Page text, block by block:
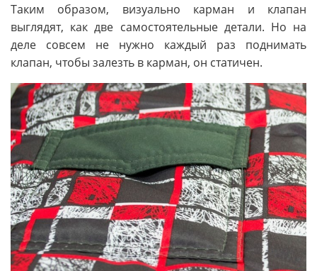
Таким образом, визуально карман и клапан
выглядят, как две самостоятельные детали. Но на
деле совсем не нужно каждый раз поднимать
клапан, чтобы залезть в карман, он статичен.